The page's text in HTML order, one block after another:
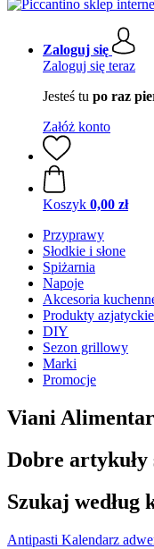
Zaloguj się
Zaloguj się teraz
Jesteś tu po raz
Załóż konto
Koszyk 0,00 zł
Przyprawy
Słodkie i słone
Spiżarnia
Napoje
Akcesoria
Produkty azjatyckie
DIY
Sezon grillowy
Marki
Promocje
Viani
Dobre artykuły
Szukaj według
Antipasti Kalendarz